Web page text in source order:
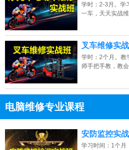
学时：2-3月。学
一车，天天实战
叉车维修实
学时：2个月。教
师手把手教，教
电脑维修专业课程
点击免费咨询电话：安防监控实
学习时间：1个月